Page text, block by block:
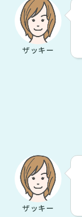
ザッキー
ザッキー